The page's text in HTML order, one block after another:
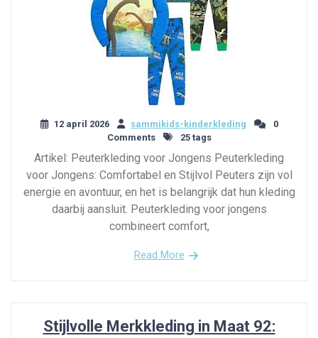
12 april 2026 sammikids-kinderkleding
0
Comments
25 tags
Artikel: Peuterkleding voor Jongens Peuterkleding
voor Jongens: Comfortabel en Stijlvol Peuters zijn vol
energie en avontuur, en het is belangrijk dat hun kleding
daarbij aansluit. Peuterkleding voor jongens
combineert comfort,
Read More
Stijlvolle Merkkleding in Maat 92: